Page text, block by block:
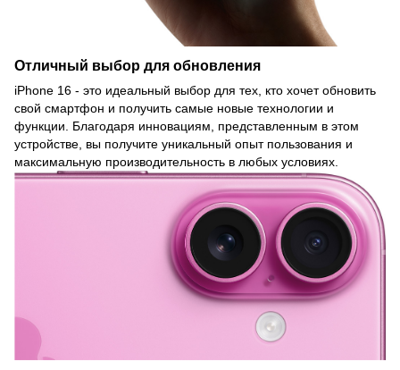
Отличный выбор для обновления
iPhone 16 - это идеальный выбор для тех, кто хочет обновить
свой смартфон и получить самые новые технологии и
функции. Благодаря инновациям, представленным в этом
устройстве, вы получите уникальный опыт пользования и
максимальную производительность в любых условиях.